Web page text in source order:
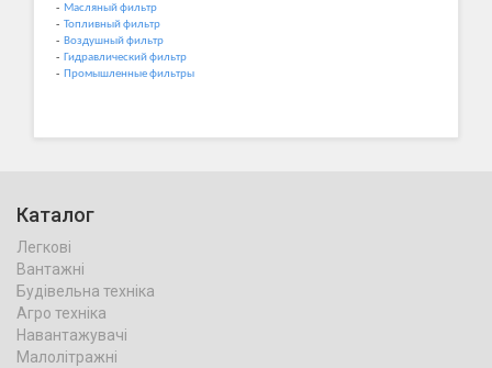
- Масляный фильтр
- Топливный фильтр
- Воздушный фильтр
- Гидравлический фильтр
- Промышленные фильтры
Каталог
Легкові
Вантажні
Будівельна техніка
Агро техніка
Навантажувачі
Малолітражні